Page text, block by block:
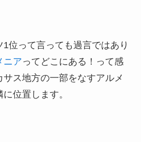
1位って言っても過言ではあり
ニアってどこにある！って感
サス地方の一部をなすアルメ
位置します。